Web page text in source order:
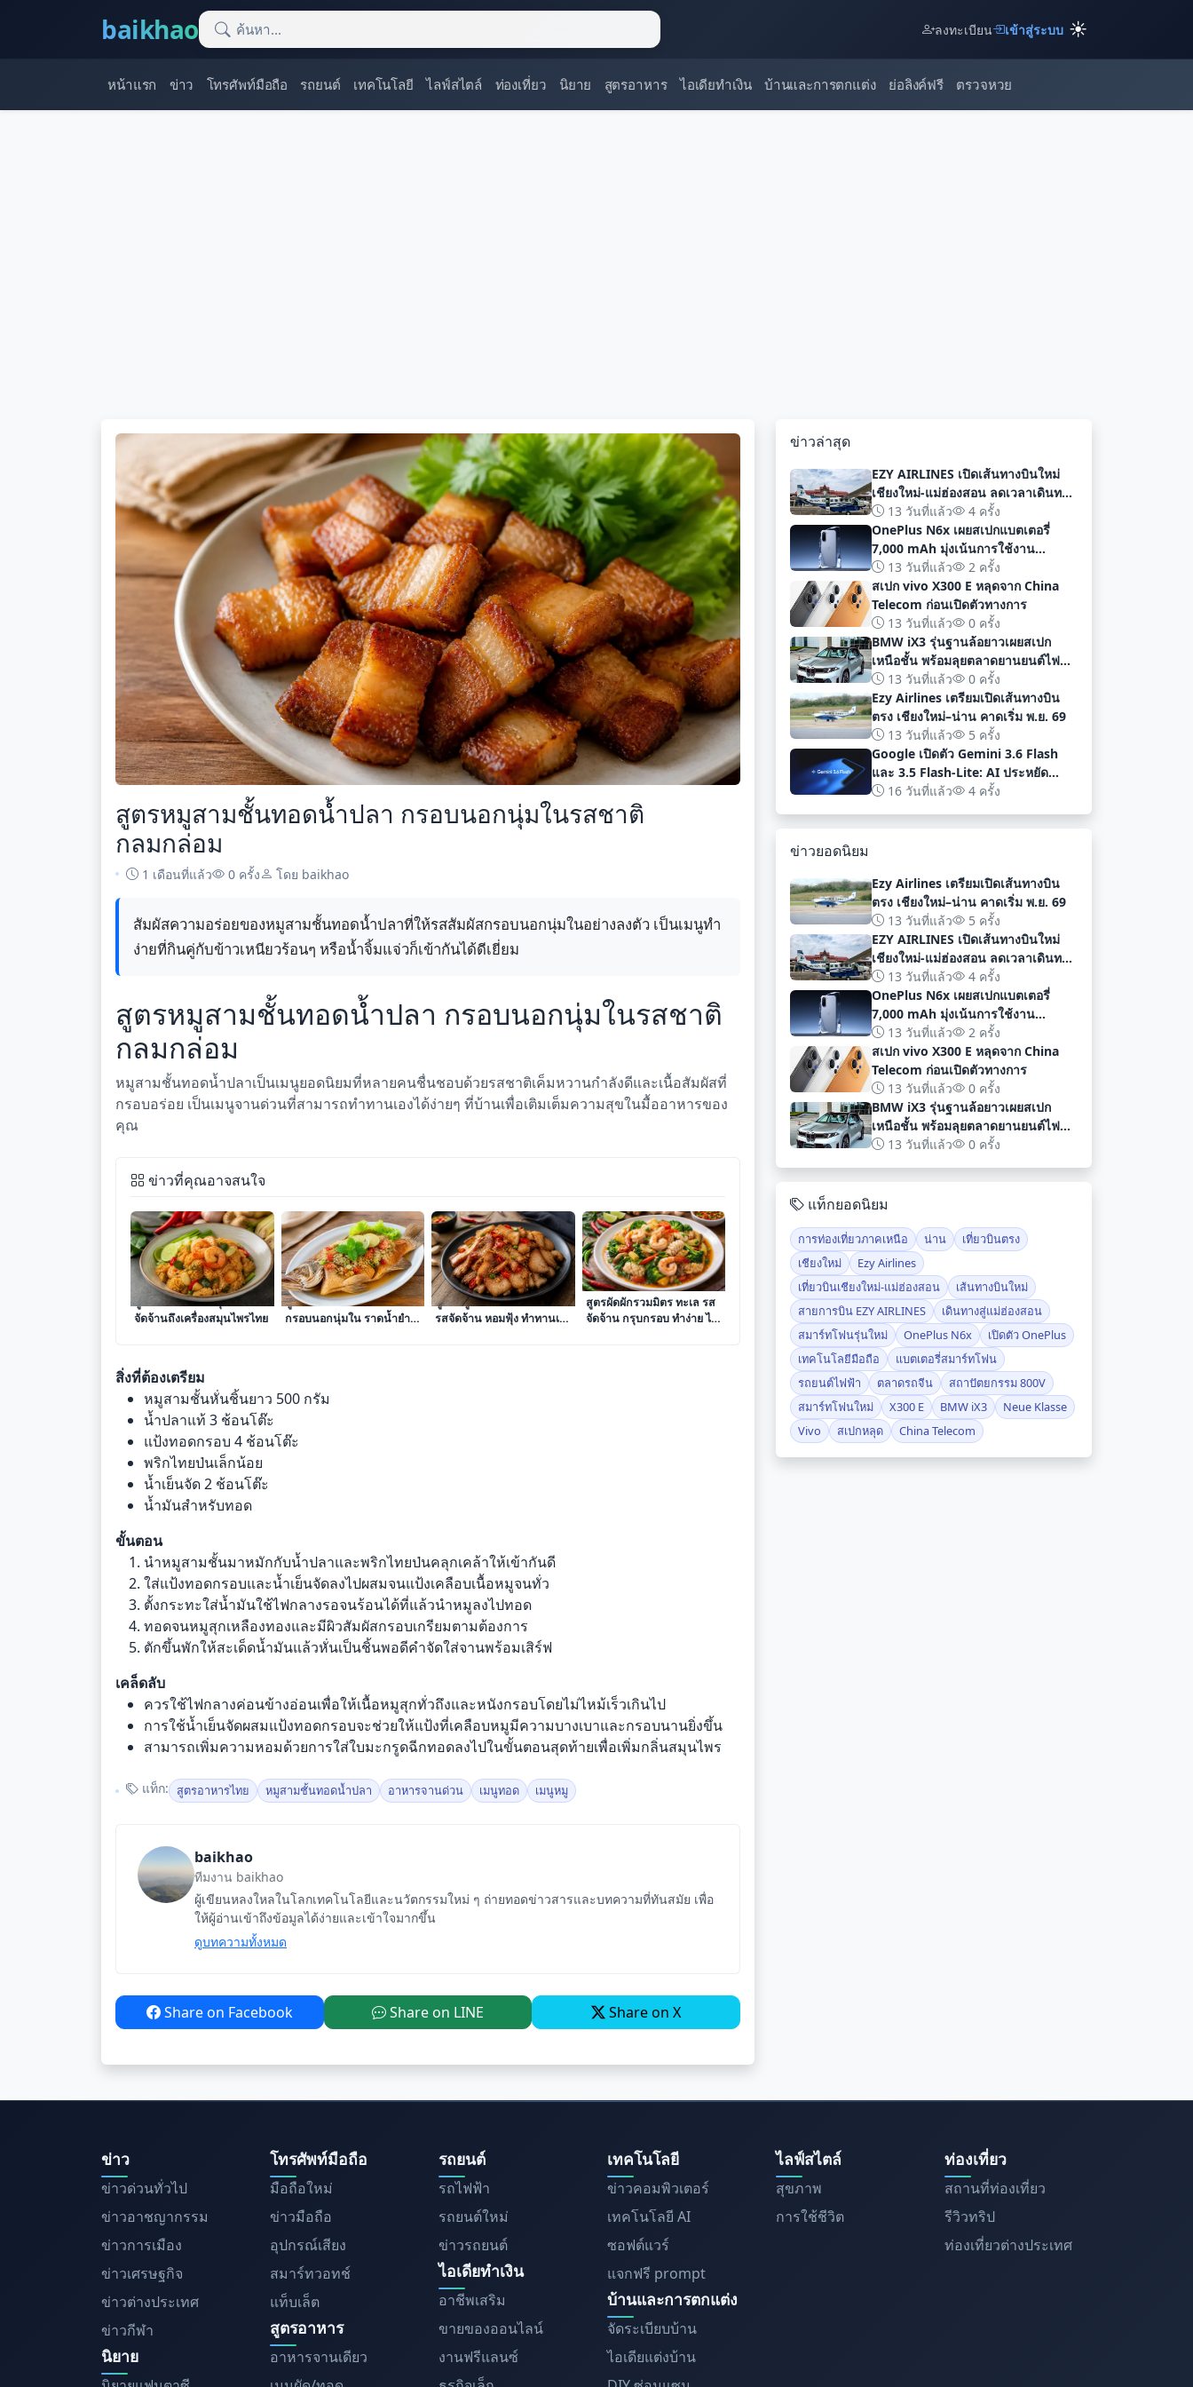
baikhao ลงทะเบียน เข้าสู่ระบบ ☀️
หน้าแรก ข่าว โทรศัพท์มือถือ รถยนต์ เทคโนโลยี ไลฟ์สไตล์ ท่องเที่ยว นิยาย สูตรอาหาร ไอเดียทำเงิน บ้านและการตกแต่ง ย่อลิงค์ฟรี ตรวจหวย
สูตรหมูสามชั้นทอดน้ำปลา กรอบนอกนุ่มในรสชาติ
กลมกล่อม
1 เดือนที่แล้ว 0 ครั้ง โดย baikhao
สัมผัสความอร่อยของหมูสามชั้นทอดน้ำปลาที่ให้รสสัมผัสกรอบนอกนุ่มในอย่างลงตัว เป็นเมนูทำ
ง่ายที่กินคู่กับข้าวเหนียวร้อนๆ หรือน้ำจิ้มแจ่วก็เข้ากันได้ดีเยี่ยม
สูตรหมูสามชั้นทอดน้ำปลา กรอบนอกนุ่มในรสชาติ
กลมกล่อม
หมูสามชั้นทอดน้ำปลาเป็นเมนูยอดนิยมที่หลายคนชื่นชอบด้วยรสชาติเค็มหวานกำลังดีและเนื้อสัมผัสที่
กรอบอร่อย เป็นเมนูจานด่วนที่สามารถทำทานเองได้ง่ายๆ ที่บ้านเพื่อเติมเต็มความสุขในมื้ออาหารของ
คุณ
ข่าวที่คุณอาจสนใจ
สูตรข้าวผัดต้มยำกุ้ง รสชาติ
จัดจ้านถึงเครื่องสมุนไพรไทย
สูตรปลากะพงทอดน้ำปลา
กรอบนอกนุ่มใน ราดน้ำยำ
สูตรหมูสามชั้นคั่วพริกเกลือ
รสจัดจ้าน หอมฟุ้ง ทำทานเอง
สูตรผัดผักรวมมิตร ทะเล รส
จัดจ้าน กรุบกรอบ ทำง่าย ได้
สิ่งที่ต้องเตรียม
หมูสามชั้นหั่นชิ้นยาว 500 กรัม
น้ำปลาแท้ 3 ช้อนโต๊ะ
แป้งทอดกรอบ 4 ช้อนโต๊ะ
พริกไทยป่นเล็กน้อย
น้ำเย็นจัด 2 ช้อนโต๊ะ
น้ำมันสำหรับทอด
ขั้นตอน
นำหมูสามชั้นมาหมักกับน้ำปลาและพริกไทยป่นคลุกเคล้าให้เข้ากันดี
ใส่แป้งทอดกรอบและน้ำเย็นจัดลงไปผสมจนแป้งเคลือบเนื้อหมูจนทั่ว
ตั้งกระทะใส่น้ำมันใช้ไฟกลางรอจนร้อนได้ที่แล้วนำหมูลงไปทอด
ทอดจนหมูสุกเหลืองทองและมีผิวสัมผัสกรอบเกรียมตามต้องการ
ตักขึ้นพักให้สะเด็ดน้ำมันแล้วหั่นเป็นชิ้นพอดีคำจัดใส่จานพร้อมเสิร์ฟ
เคล็ดลับ
ควรใช้ไฟกลางค่อนข้างอ่อนเพื่อให้เนื้อหมูสุกทั่วถึงและหนังกรอบโดยไม่ไหม้เร็วเกินไป
การใช้น้ำเย็นจัดผสมแป้งทอดกรอบจะช่วยให้แป้งที่เคลือบหมูมีความบางเบาและกรอบนานยิ่งขึ้น
สามารถเพิ่มความหอมด้วยการใส่ใบมะกรูดฉีกทอดลงไปในขั้นตอนสุดท้ายเพื่อเพิ่มกลิ่นสมุนไพร
แท็ก: สูตรอาหารไทย หมูสามชั้นทอดน้ำปลา อาหารจานด่วน เมนูทอด เมนูหมู
baikhao
ทีมงาน baikhao
ผู้เขียนหลงใหลในโลกเทคโนโลยีและนวัตกรรมใหม่ ๆ ถ่ายทอดข่าวสารและบทความที่ทันสมัย เพื่อ
ให้ผู้อ่านเข้าถึงข้อมูลได้ง่ายและเข้าใจมากขึ้น
ดูบทความทั้งหมด
Share on Facebook Share on LINE Share on X
ข่าวล่าสุด
EZY AIRLINES เปิดเส้นทางบินใหม่
เชียงใหม่-แม่ฮ่องสอน ลดเวลาเดินทาง
เหลือเพียง 40 นาที
13 วันที่แล้ว
4 ครั้ง
OnePlus N6x เผยสเปกแบตเตอรี่
7,000 mAh มุ่งเน้นการใช้งาน
ยาวนานก่อนเปิดตัวอย่างเป็นทางการ
13 วันที่แล้ว
2 ครั้ง
สเปก vivo X300 E หลุดจาก China
Telecom ก่อนเปิดตัวทางการ
13 วันที่แล้ว
0 ครั้ง
BMW iX3 รุ่นฐานล้อยาวเผยสเปก
เหนือชั้น พร้อมลุยตลาดยานยนต์ไฟฟ้า
จีนด้วยระยะทาง 919 กม
13 วันที่แล้ว
0 ครั้ง
Ezy Airlines เตรียมเปิดเส้นทางบิน
ตรง เชียงใหม่–น่าน คาดเริ่ม พ.ย. 69
13 วันที่แล้ว
5 ครั้ง
Google เปิดตัว Gemini 3.6 Flash
และ 3.5 Flash-Lite: AI ประหยัด
ต้นทุน ประสิทธิภาพสูง สำหรับนัก
16 วันที่แล้ว 4 ครั้ง
ข่าวยอดนิยม
Ezy Airlines เตรียมเปิดเส้นทางบิน
ตรง เชียงใหม่–น่าน คาดเริ่ม พ.ย. 69
13 วันที่แล้ว
5 ครั้ง
EZY AIRLINES เปิดเส้นทางบินใหม่
เชียงใหม่-แม่ฮ่องสอน ลดเวลาเดินทาง
เหลือเพียง 40 นาที
13 วันที่แล้ว
4 ครั้ง
OnePlus N6x เผยสเปกแบตเตอรี่
7,000 mAh มุ่งเน้นการใช้งาน
ยาวนานก่อนเปิดตัวอย่างเป็นทางการ
13 วันที่แล้ว
2 ครั้ง
สเปก vivo X300 E หลุดจาก China
Telecom ก่อนเปิดตัวทางการ
13 วันที่แล้ว
0 ครั้ง
BMW iX3 รุ่นฐานล้อยาวเผยสเปก
เหนือชั้น พร้อมลุยตลาดยานยนต์ไฟฟ้า
จีนด้วยระยะทาง 919 กม
13 วันที่แล้ว 0 ครั้ง
แท็กยอดนิยม
การท่องเที่ยวภาคเหนือ น่าน
เที่ยวบินตรง
เชียงใหม่
Ezy Airlines
เที่ยวบินเชียงใหม่-แม่ฮ่องสอน
เส้นทางบินใหม่
สายการบิน EZY AIRLINES
เดินทางสู่แม่ฮ่องสอน
สมาร์ทโฟนรุ่นใหม่
OnePlus N6x
เปิดตัว OnePlus
เทคโนโลยีมือถือ
แบตเตอรี่สมาร์ทโฟน
รถยนต์ไฟฟ้า
ตลาดรถจีน
สถาปัตยกรรม 800V
สมาร์ทโฟนใหม่
X300 E BMW iX3
Neue Klasse
Vivo
สเปกหลุด China Telecom
ข่าว
ข่าวด่วนทั่วไป
ข่าวอาชญากรรม
ข่าวการเมือง
ข่าวเศรษฐกิจ
ข่าวต่างประเทศ
ข่าวกีฬา
นิยาย
โทรศัพท์มือถือ
มือถือใหม่
ข่าวมือถือ
อุปกรณ์เสียง
สมาร์ทวอทช์
แท็บเล็ต
สูตรอาหาร
อาหารจานเดียว
รถยนต์
รถไฟฟ้า
รถยนต์ใหม่
ข่าวรถยนต์
ไอเดียทำเงิน
อาชีพเสริม
ขายของออนไลน์
งานฟรีแลนซ์
เทคโนโลยี
ข่าวคอมพิวเตอร์
เทคโนโลยี AI
ซอฟต์แวร์
แจกฟรี prompt
บ้านและการตกแต่ง
จัดระเบียบบ้าน
ไอเดียแต่งบ้าน
ไลฟ์สไตล์
สุขภาพ
การใช้ชีวิต
ท่องเที่ยว
สถานที่ท่องเที่ยว
รีวิวทริป
ท่องเที่ยวต่างประเทศ